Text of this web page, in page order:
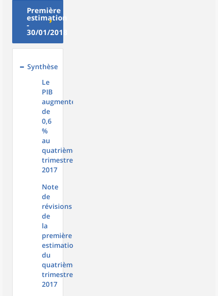
Première
estimation
-
30/01/2018
Synthèse
Le
PIB
augmente
de
0,6
%
au
quatrième
trimestre
2017
Note
de
révisions
de
la
première
estimation
du
quatrième
trimestre
2017